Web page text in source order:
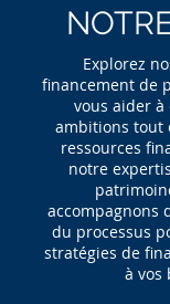
Explorez
financement de
vous aider à
ambitions tout
ressources
notre
accompagnons
du processus
stratégies de
à vos